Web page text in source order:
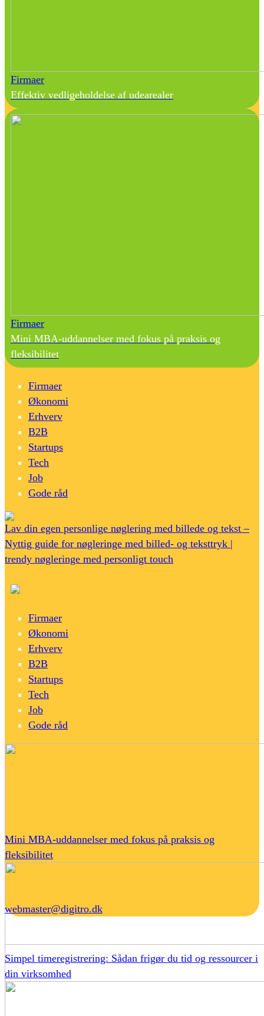
Firmaer
Effektiv vedligeholdelse af udearealer
Firmaer
Mini MBA-uddannelser med fokus på praksis og
fleksibilitet
Firmaer
Økonomi
Erhverv
B2B
Startups
Tech
Job
Gode råd
Lav din egen personlige nøglering med billede og tekst –
Nyttig guide for nøgleringe med billed- og teksttryk |
trendy nøgleringe med personligt touch
Firmaer
Økonomi
Erhverv
B2B
Startups
Tech
Job
Gode råd
Mini MBA-uddannelser med fokus på praksis og
fleksibilitet
Simpel timeregistrering: Sådan frigør du tid og ressourcer i
din virksomhed
webmaster@digitro.dk